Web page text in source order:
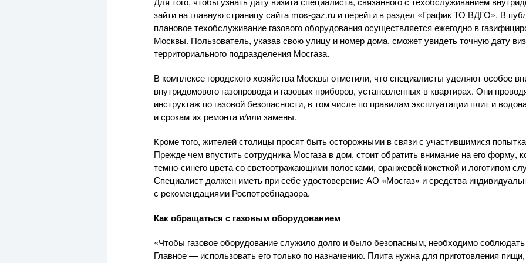
зайти на главную страницу сайта mos-gaz.ru и перейти в раздел «График ТО ВДГО». В
плановое техобслуживание газового оборудования осуществляется ежегодно в
Москвы. Пользователь, указав свою улицу и номер дома, сможет увидеть точную дату
территориального подразделения Мосгаза.
В комплексе городского хозяйства Москвы отметили, что специалисты уделяют особое
внутридомового газопровода и газовых приборов, установленных в квартирах. Они
инструктаж по газовой безопасности, в том числе по правилам эксплуатации плит и
и срокам их ремонта и/или замены.
Кроме того, жителей столицы просят быть осторожными в связи с участившимися
Прежде чем впустить сотрудника Мосгаза в дом, стоит обратить внимание на его форму,
темно-синего цвета со светоотражающими полосками, оранжевой кокеткой и логотипом
Специалист должен иметь при себе удостоверениеАО «Мосгаз» и средства
с рекомендациями Роспотребнадзора.
Как обращаться с газовым оборудованием
«Чтобы газовое оборудование служило долго и было безопасным, необходимо
Главное — использовать его только по назначению. Плита нужна для приготовления